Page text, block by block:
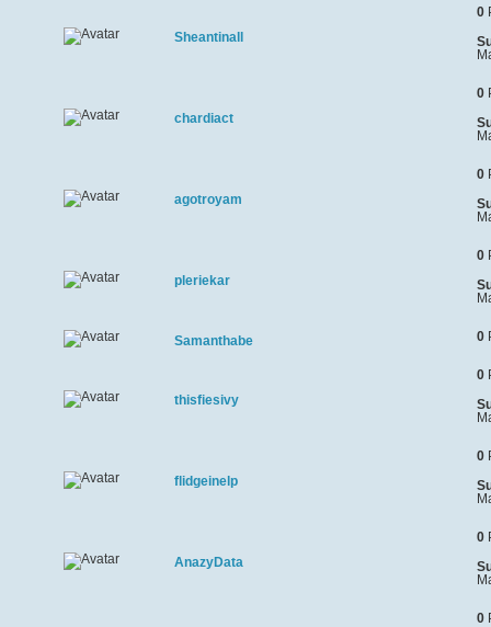
Sheantinall
0
chardiact
0
agotroyam
0
pleriekar
0
Samanthabe 0
thisfiesivy
0
flidgeinelp
0
AnazyData
0
0